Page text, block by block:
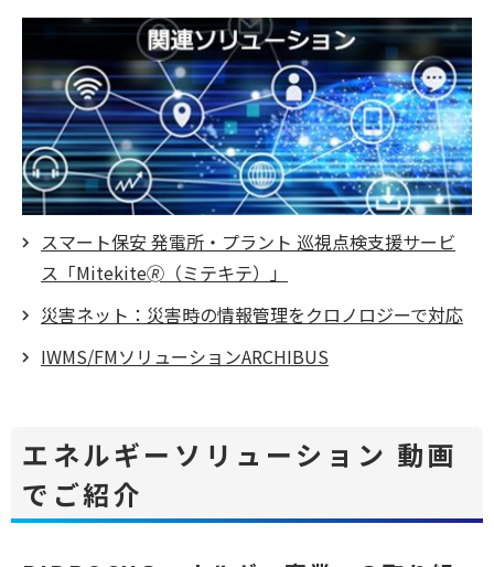
ィ
ン
ド
ウ
で
開
く
ウ
ィ
ン
ド
ウ
で
開
く
スマート保安 発電所・プラント 巡視点検支援サービ
ス「Mitekite🄬（ミテキテ）」
災害ネット：災害時の情報管理をクロノロジーで対応
IWMS/FMソリューションARCHIBUS
エネルギーソリューション 動画
でご紹介